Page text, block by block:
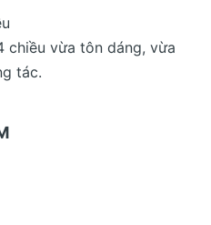
chiều vừa tôn dáng, vừa
tác.